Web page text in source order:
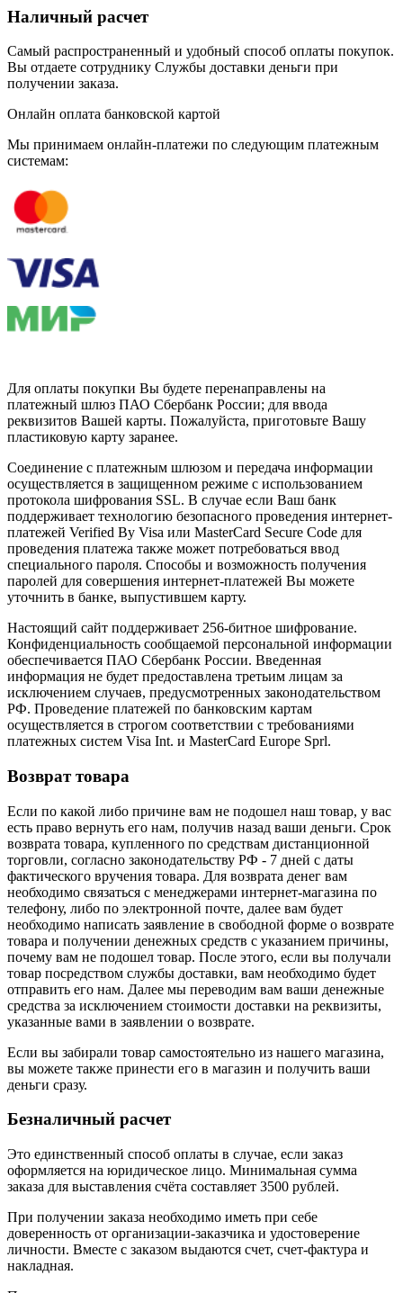
Наличный расчет
Самый распространенный и удобный способ оплаты покупок.
Вы отдаете сотруднику Службы доставки деньги при
получении заказа.
Онлайн оплата банковской картой
Мы принимаем онлайн-платежи по cледующим платежным
системам:
Для оплаты покупки Вы будете перенаправлены на
платежный шлюз ПАО Сбербанк России; для ввода
реквизитов Вашей карты. Пожалуйста, приготовьте Вашу
пластиковую карту заранее.
Соединение с платежным шлюзом и передача информации
осуществляется в защищенном режиме с использованием
протокола шифрования SSL. В случае если Ваш банк
поддерживает технологию безопасного проведения интернет-
платежей Verified By Visa или MasterCard Secure Code для
проведения платежа также может потребоваться ввод
специального пароля. Способы и возможность получения
паролей для совершения интернет-платежей Вы можете
уточнить в банке, выпустившем карту.
Настоящий сайт поддерживает 256-битное шифрование.
Конфиденциальность сообщаемой персональной информации
обеспечивается ПАО Сбербанк России. Введенная
информация не будет предоставлена третьим лицам за
исключением случаев, предусмотренных законодательством
РФ. Проведение платежей по банковским картам
осуществляется в строгом соответствии с требованиями
платежных систем Visa Int. и MasterCard Europe Sprl.
Возврат товара
Если по какой либо причине вам не подошел наш товар, у вас
есть право вернуть его нам, получив назад ваши деньги. Срок
возврата товара, купленного по средствам дистанционной
торговли, согласно законодательству РФ - 7 дней с даты
фактического вручения товара. Для возврата денег вам
необходимо связаться с менеджерами интернет-магазина по
телефону, либо по электронной почте, далее вам будет
необходимо написать заявление в свободной форме о возврате
товара и получении денежных средств с указанием причины,
почему вам не подошел товар. После этого, если вы получали
товар посредством службы доставки, вам необходимо будет
отправить его нам. Далее мы переводим вам ваши денежные
средства за исключением стоимости доставки на реквизиты,
указанные вами в заявлении о возврате.
Если вы забирали товар самостоятельно из нашего магазина,
вы можете также принести его в магазин и получить ваши
деньги сразу.
Безналичный расчет
Это единственный способ оплаты в случае, если заказ
оформляется на юридическое лицо. Минимальная сумма
заказа для выставления счёта составляет 3500 рублей.
При получении заказа необходимо иметь при себе
доверенность от организации-заказчика и удостоверение
личности. Вместе с заказом выдаются счет, счет-фактура и
накладная.